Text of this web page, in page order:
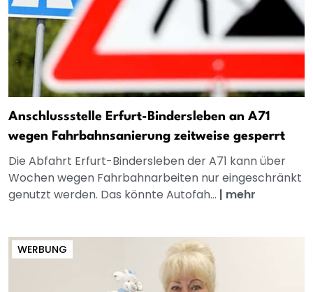
Anschlussstelle Erfurt-Bindersleben an A71
wegen Fahrbahnsanierung zeitweise gesperrt
Die Abfahrt Erfurt-Bindersleben der A71 kann über
Wochen wegen Fahrbahnarbeiten nur eingeschränkt
genutzt werden. Das könnte Autofah... | mehr
WERBUNG